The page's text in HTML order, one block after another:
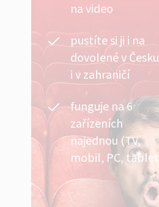
na video
pustíte si ji i na
dovolené v Česku
i v zahraničí
funguje na 6
zařízeních
najednou (TV,
mobil, PC,